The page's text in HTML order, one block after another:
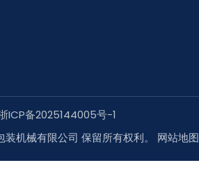
ICP备2025144005号-1
机械有限公司 保留所有权利。 网站地图